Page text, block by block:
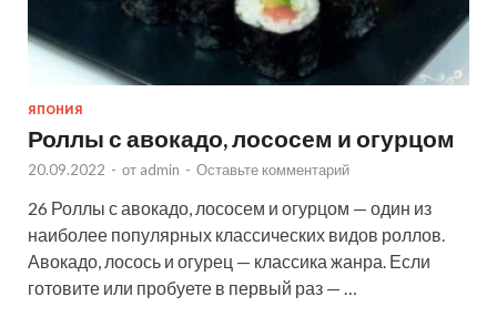
ЯПОНИЯ
Роллы с авокадо, лососем и огурцом
20.09.2022 - от admin - Оставьте комментарий
26 Роллы с авокадо, лососем и огурцом — один из
наиболее популярных классических видов роллов.
Авокадо, лосось и огурец — классика жанра. Если
готовите или пробуете в первый раз — …